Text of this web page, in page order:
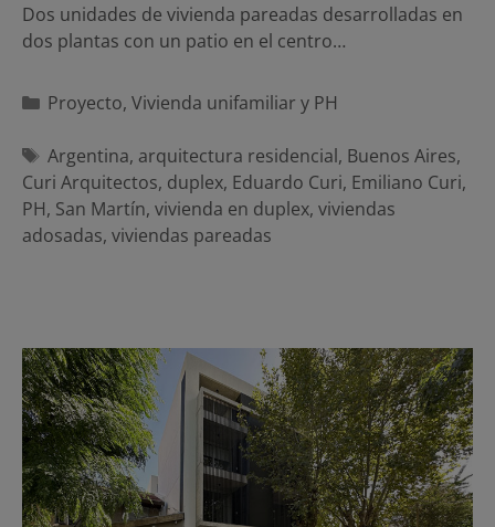
Dos unidades de vivienda pareadas desarrolladas en
dos plantas con un patio en el centro…
Categorías
Proyecto, Vivienda unifamiliar y PH
Etiquetas
Argentina, arquitectura residencial, Buenos Aires,
Curi Arquitectos, duplex, Eduardo Curi, Emiliano Curi,
PH, San Martín, vivienda en duplex, viviendas
adosadas, viviendas pareadas